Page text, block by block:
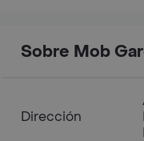
Sobre Mob
Dirección